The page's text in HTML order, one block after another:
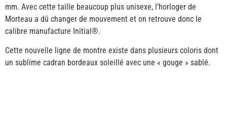
mm. Avec cette taille beaucoup plus unisexe, l’horloger de
Morteau a dû changer de mouvement et on retrouve donc le
calibre manufacture Initial®.
Cette nouvelle ligne de montre existe dans plusieurs coloris dont
un sublime cadran bordeaux soleillé avec une « gouge » sablé.